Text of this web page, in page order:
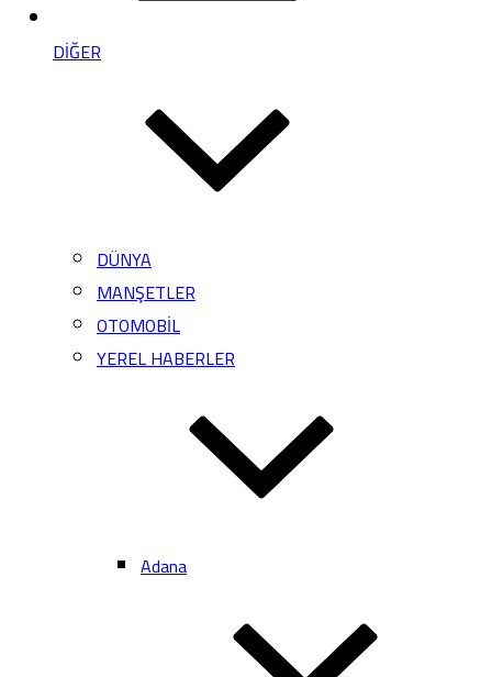
DİĞER
DÜNYA
MANŞETLER
OTOMOBİL
YEREL HABERLER
Adana